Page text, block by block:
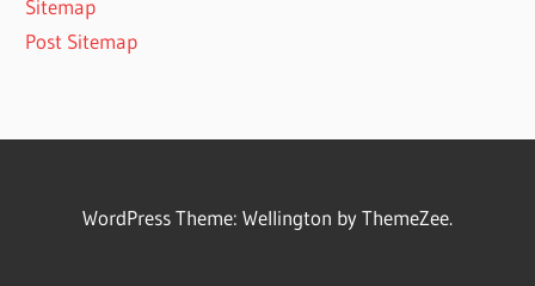
Sitemap
Post Sitemap
WordPress Theme: Wellington by ThemeZee.